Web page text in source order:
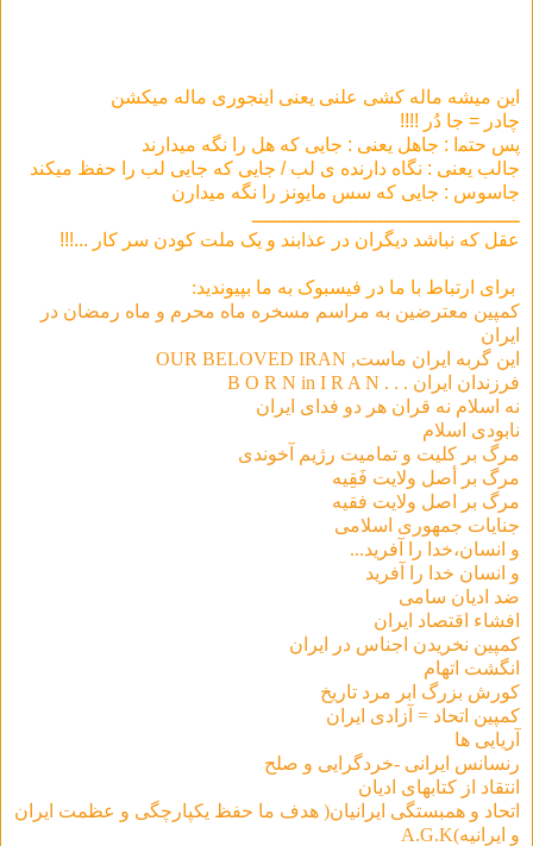
این میشه ماله کشی علنی یعنی اینجوری ماله میکشن
ﭼﺎﺩﺭ = ﺟﺎ ﺩُﺭ !!!!
ﭘﺲ ﺣﺘﻤا : ﺟﺎﻫﻞ ﯾﻌﻨﯽ : ﺟﺎﯾﯽ ﮐﻪ ﻫﻞ ﺭﺍ ﻧﮕﻪ ﻣﯿﺪﺍﺭﻧﺪ
ﺟﺎﻟﺐ ﯾﻌﻨﯽ : ﻧﮕﺎﻩ ﺩﺍﺭﻧﺪﻩ ﯼ ﻟﺐ / ﺟﺎﯾﯽ ﮐﻪ ﺟﺎﯾﯽ ﻟﺐ ﺭﺍ ﺣﻔﻆ ﻣﯿﮑﻨﺪ
ﺟﺎﺳﻮﺱ : ﺟﺎﯾﯽ ﮐﻪ ﺳﺲ ﻣﺎﯾﻮﻧﺰ ﺭﺍ ﻧﮕﻪ ﻣﯿﺪﺍﺭﻥ
ـــــــــــــــــــــــــــــــــــــــــــــ
عقل که نباشد دیگران در عذابند و یک ملت کودن سر کار ...!!!
برای ارتباط با ما در فيسبوک به ما بپيونديد:
کمپین معترضین به مراسم مسخره ماه محرم و ماه رمضان در
ایران
این گربه ایران ماست, OUR BELOVED IRAN
فرزندان ايران . . . B O R N in I R A N
نه اسلام نه قران هر دو فداى ايران
نابودی اسلام
مرگ بر کلیت و تمامیت رژیم آخوندی
مرگ بر أصل ولايت فَقِيه
مرگ بر اصل ولایت فقیه
جنایات جمهوری اسلامی
و انسان،خدا را آفرید...
و انسان خدا را آفرید
ضد ادیان سامی
افشاء اقتصاد ایران
کمپین نخریدن اجناس در ایران
انگشت اتهام
كورش بزرگ ابر مرد تاريخ
کمپین اتحاد = آزادی ایران
آریایی ها
رنسانس ایرانی -خردگرایی و صلح
انتقاد از کتابهای ادیان
اتحاد و همبستگی ایرانیان( هدف ما حفظ یکپارچگی و عظمت ایران
و ایرانیه)A.G.K